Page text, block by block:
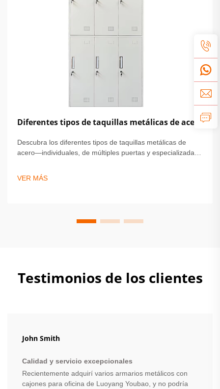
Diferentes tipos de taquillas metálicas de acero
Descubra los diferentes tipos de taquillas metálicas de
acero—individuales, de múltiples puertas y especializadas
durabilidad, seguridad y eficiencia de espacio. Obtenga
VER MÁS
Testimonios de los clientes
John Smith
Calidad y servicio excepcionales
Recientemente adquirí varios armarios metálicos con
cajones para oficina de Luoyang Youbao, y no podría